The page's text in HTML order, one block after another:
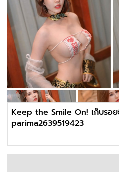
Keep the Smile On! เก็บรอย
parima2639519423